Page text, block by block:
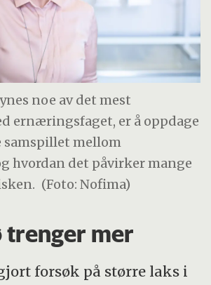
noe av det mest
ernæringsfaget, er å oppdage
samspillet mellom
hvordan det påvirker mange
(Foto: Nofima)
trenger mer
forsøk på større laks i